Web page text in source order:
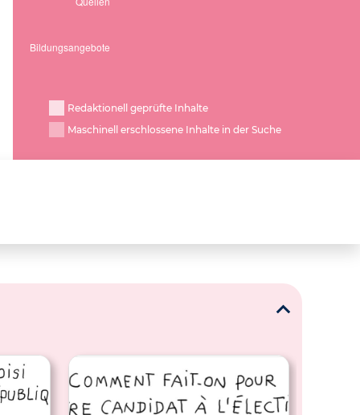
Redaktionell geprüfte Inhalte
Maschinell erschlossene Inhalte in der Suche